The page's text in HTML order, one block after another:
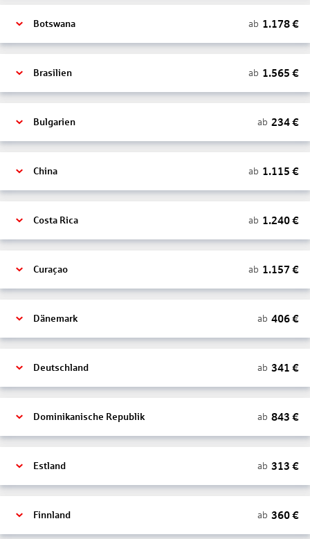
Botswana ab 1.178€
Brasilien ab 1.565 €
Bulgarien ab 234€
China ab 1.115 €
Costa Rica ab 1.240€
Curaçao ab 1.157 €
Dänemark ab 406€
Deutschland ab 341 €
Dominikanische Republik ab 843 €
Estland ab 313 €
Finnland ab 360€